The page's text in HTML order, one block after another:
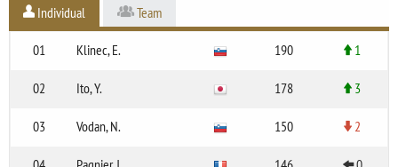
Individual Team
01 Klinec, E. 190 1
02 Ito, Y. 178 3
03 Vodan, N. 150 2